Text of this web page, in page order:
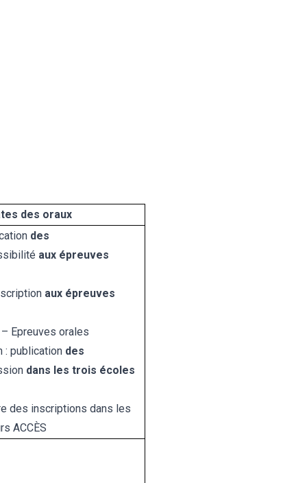
des oraux
des
aux épreuves
aux épreuves
Epreuves orales
: publication des
dans les trois écoles
des inscriptions dans les
ACCÈS